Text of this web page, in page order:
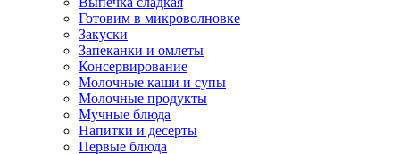
Готовим в микроволновке
Закуски
Запеканки и омлеты
Консервирование
Молочные каши и супы
Молочные продукты
Мучные блюда
Напитки и десерты
Первые блюда